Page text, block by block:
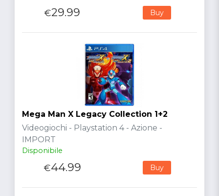
€29.99 Buy
Mega Man X Legacy Collection 1+2
Videogiochi - Playstation 4 - Azione -
IMPORT
Disponibile
€44.99 Buy